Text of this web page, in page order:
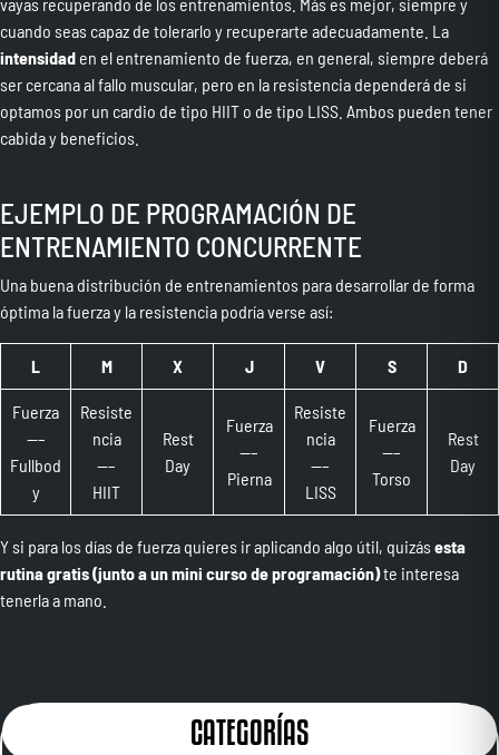
cuando seas capaz de tolerarlo y recuperarte adecuadamente. La
intensidad en el entrenamiento de fuerza, en general, siempre deberá
ser cercana al fallo muscular, pero en la resistencia dependerá de si
optamos por un cardio de tipo HIIT o de tipo LISS. Ambos pueden tener
cabida y beneficios.
EJEMPLO DE PROGRAMACIÓN DE
ENTRENAMIENTO CONCURRENTE
Una buena distribución de entrenamientos para desarrollar de forma
óptima la fuerza y la resistencia podría verse así:
L M X J V S D
Fuerza
—–
Fullbod
y
Resiste
ncia
—–
HIIT
Rest
Day
Fuerza
—–
Pierna
Resiste
ncia
—–
LISS
Fuerza
—–
Torso
Rest
Day
Y si para los días de fuerza quieres ir aplicando algo útil, quizásesta
rutinagratis (junto a un mini curso de programación)te interesa
tenerla a mano.
CATEGORÍAS